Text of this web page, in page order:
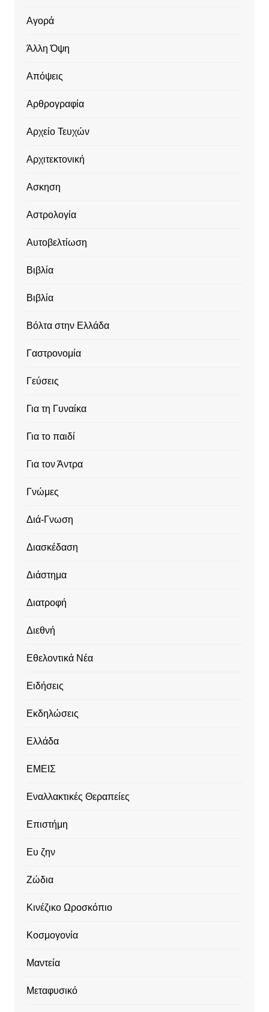
Αγορά
Άλλη Όψη
Απόψεις
Αρθρογραφία
Αρχείο Τευχών
Αρχιτεκτονική
Ασκηση
Αστρολογία
Αυτοβελτίωση
Βιβλία
Βιβλία
Βόλτα στην Ελλάδα
Γαστρονομία
Γεύσεις
Για τη Γυναίκα
Για το παιδί
Για τον Άντρα
Γνώμες
Διά-Γνωση
Διασκέδαση
Διάστημα
Διατροφή
Διεθνή
Εθελοντικά Νέα
Ειδήσεις
Εκδηλώσεις
Ελλάδα
ΕΜΕΙΣ
Εναλλακτικές Θεραπείες
Επιστήμη
Ευ ζην
Ζώδια
Κινέζικο Ωροσκόπιο
Κοσμογονία
Μαντεία
Μεταφυσικό